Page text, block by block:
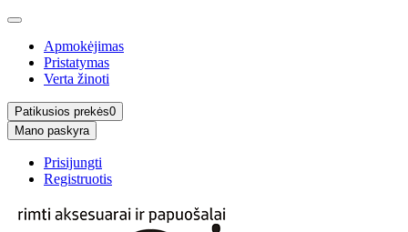
Apmokėjimas
Pristatymas
Verta žinoti
Patikusios prekės0
Mano paskyra
Prisijungti
Registruotis